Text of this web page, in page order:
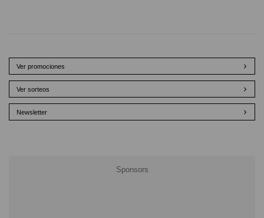
Ver promociones
Ver sorteos
Newsletter